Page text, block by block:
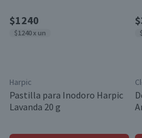
$1240
$1240 x un
Harpic
Pastilla para Inodoro Harpic
Lavanda 20 g